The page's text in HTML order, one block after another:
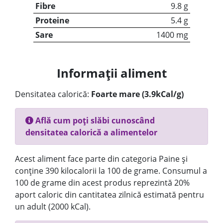
Fibre
9.8 g
Proteine
5.4 g
Sare
1400 mg
Informații aliment
Densitatea calorică: Foarte mare (3.9kCal/g)
Află cum poți slăbi cunoscând
densitatea calorică a alimentelor
Acest aliment face parte din categoria Paine și
conține 390 kilocalorii la 100 de grame. Consumul a
100 de grame din acest produs reprezintă 20%
aport caloric din cantitatea zilnică estimată pentru
un adult (2000 kCal).